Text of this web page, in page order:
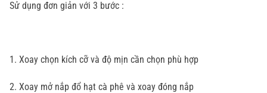
Sử dụng đơn giản với 3 bước :
1. Xoay chọn kích cỡ và độ mịn cần chọn phù hợp
2. Xoay mở nắp đổ hạt cà phê và xoay đóng nắp